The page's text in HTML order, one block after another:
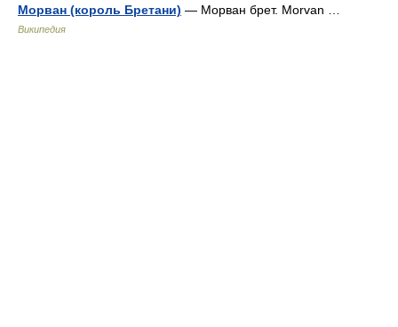
Морван (король Бретани) — Морван брет. Morvan …
Википедия